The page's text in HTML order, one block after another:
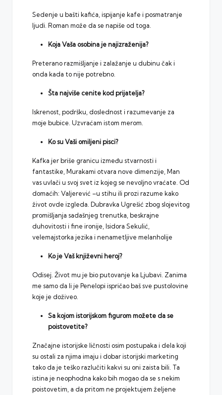
Sedenje u bašti kafića, ispijanje kafe i posmatranje
ljudi. Roman može da se napiše od toga.
Koja Vaša osobina je najizraženija?
Preterano razmišljanje i zalažanje u dubinu čak i
onda kada to nije potrebno.
Šta najviše cenite kod prijatelja?
Iskrenost, podršku, doslednost i razumevanje za
moje bubice. Uzvraćam istom merom.
Ko su Vaši omiljeni pisci?
Kafka jer briše granicu između stvarnosti i
fantastike, Murakami otvara nove dimenzije, Man
vas uvlači u svoj svet iz kojeg se nevoljno vraćate. Od
domaćih: Valjerević –u stihu ili prozi razume kako
život ovde izgleda. Dubravka Ugrešić zbog slojevitog
promišljanja sadašnjeg trenutka, beskrajne
duhovitosti i fine ironije, Isidora Sekulić,
velemajstorka jezika i nenametljive melanholije
Ko je Vaš književni heroj?
Odisej. Život mu je bio putovanje ka Ljubavi. Zanima
me samo da li je Penelopi ispričao baš sve pustolovine
koje je doživeo.
Sa kojom istorijskom figurom možete da se
poistovetite?
Značajne istorijske ličnosti osim postupaka i dela koji
su ostali za njima imaju i dobar istorijski marketing
tako da je teško razlučiti kakvi su oni zaista bili. Ta
istina je neophodna kako bih mogao da se s nekim
poistovetim, a da pritom ne projektujem željene